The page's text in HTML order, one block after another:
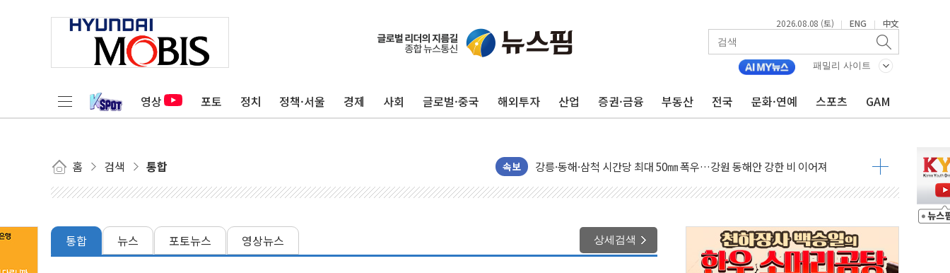
2026.08.08 (토) | ENG | 中文
패밀리 사이트
영상 포토 정치 정책·서울 경제 사회 글로벌·중국 해외투자 산업 증권·금융 부동산 전국 문화·연예 스포츠 GAM
홈 검색 통합 속보
이번주 국내 주요 금융일정(8.10~8.14)
美, 이란전 출구전략 만지작…공습 한계·탄약 부족 현실화
폐기물 수거하다 참변…60대 환경미화원 수거차에 치여 사망
서울 중랑구 주택가서 흉기 난동…60대 남성 2명 숨져
여수 오동도 인근 해상서 모터보트 전복…1명 사망·1명 실종
추미애, '위안부' 피해자 기림의 날 참석..."국제적 시민 연대로 목소리 내야"
통합 뉴스 포토뉴스 영상뉴스 상세검색